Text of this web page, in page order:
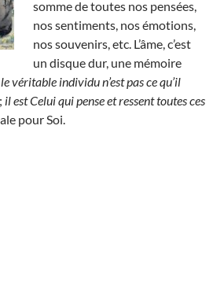
somme de toutes nos pensées,
nos sentiments, nos émotions,
nos souvenirs, etc. L’âme, c’est
un disque dur, une mémoire
véritable individu n’est pas ce qu’il
; il est Celui qui pense et ressent toutes ces
pour Soi.